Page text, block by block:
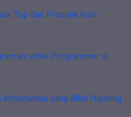
Top dan Prospek Karir
untuk Programmer di
yang Bikin Ngoding